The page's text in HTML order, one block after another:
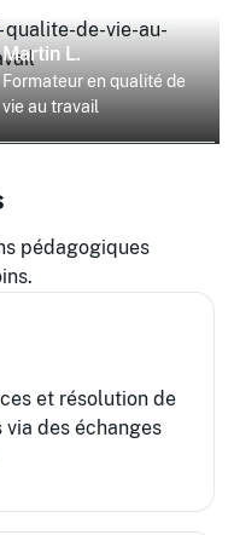
Martin L.
Formateur en qualité de
vie au travail
pédagogiques
et résolution de
des échanges